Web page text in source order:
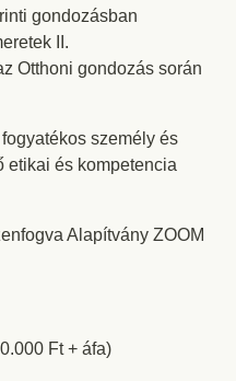
gondozásban
II.
Otthoni gondozás során
személy és
etikai és kompetencia
Alapítvány ZOOM
Ft + áfa)